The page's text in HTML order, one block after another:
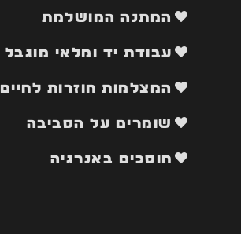
המתנה המושלמת
עבודת יד ומלאי מוגבל
המצלמות חוזרות לחיים
שומרים על הסביבה
חוסכים באנרגיה